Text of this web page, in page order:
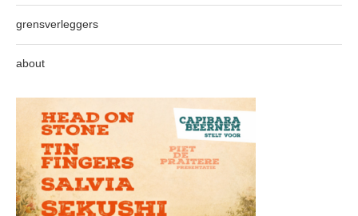
grensverleggers
about